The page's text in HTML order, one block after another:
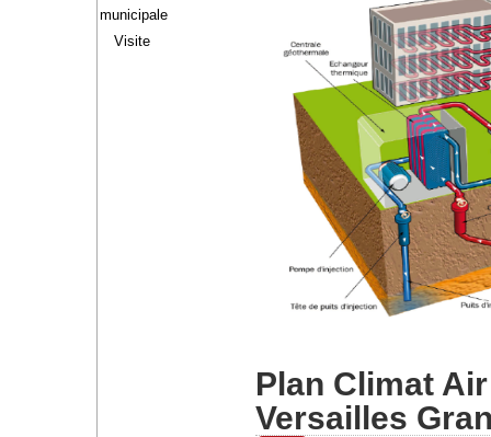
municipale
Visite
Plan Climat
Versailles